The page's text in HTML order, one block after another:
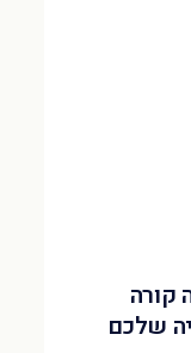
קורה
שלכם